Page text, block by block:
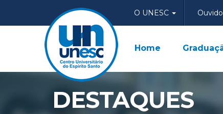
O UNESC
Home
DESTAQUES